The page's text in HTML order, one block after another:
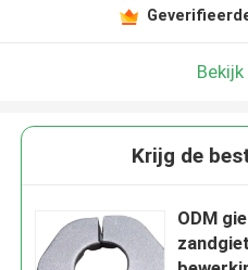
Krijg de
ODM